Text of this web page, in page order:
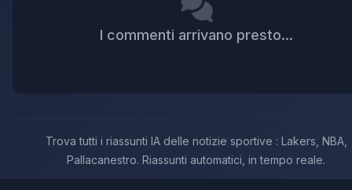
I commenti arrivano presto...
Trova tutti i riassunti IA delle notizie sportive : Lakers, NBA,
Pallacanestro. Riassunti automatici, in tempo reale.